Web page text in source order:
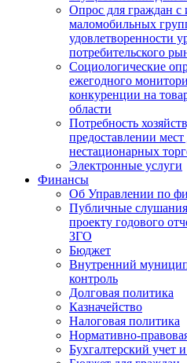
Опрос для граждан с
маломобильных
удовлетворенности
потребительского
Социологические
ежегодного
конкуренции на
области
Потребность
предоставлении
нестационарных
Электронные услуги
Финансы
Об Управлении по
Публичные
проекту годового
ЗГО
Бюджет
Внутренний
контроль
Долговая политика
Казначейство
Налоговая политика
Нормативно-
Бухгалтерский учет